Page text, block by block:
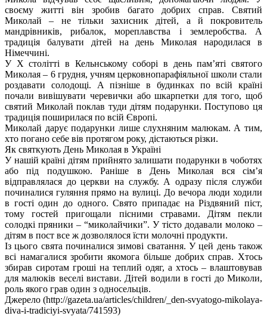
своєму житті він зробив багато добрих справ. Святий
Миколай – не тільки захисник дітей, а й покровитель
мандрівників, рибалок, мореплавства і землеробства. А
традиція балувати дітей на день Миколая народилася в
Німеччині.
У Х столітті в Кельнському соборі в день пам’яті святого
Миколая – 6 грудня, учням церковнопарафіяльної школи стали
роздавати солодощі. А пізніше в будинках по всій країні
почали вивішувати черевички або шкарпетки для того, щоб
святий Миколай поклав туди дітям подарунки. Поступово ця
традиція поширилася по всій Європі.
Миколай дарує подарунки лише слухняним малюкам. А тим,
хто погано себе вів протягом року, дістаються різки.
Як святкують День Миколая в Україні
У нашій країні дітям прийнято залишати подарунки в чоботях
або під подушкою. Раніше в День Миколая вся сім’я
відправлялася до церкви на службу. А одразу після служби
починалися гуляння прямо на вулиці. До вечора люди ходили
в гості один до одного. Свято припадає на Різдвяний піст,
тому гостей пригощали пісними стравами. Дітям пекли
солодкі пряники – “миколайчики”. У тісто додавали молоко –
дітям в пост все ж дозволялося їсти молочні продукти.
Із цього свята починалися зимові сватання. У цей день також
всі намагалися зробити якомога більше добрих справ. Хтось
збирав сиротам гроші на теплий одяг, а хтось – влаштовував
для малюків веселі вистави. Дітей водили в гості до Миколи,
роль якого грав один з односельців.
Джерело (http://gazeta.ua/articles/children/_den-svyatogo-mikolaya-
diva-i-tradiciyi-svyata/741593)